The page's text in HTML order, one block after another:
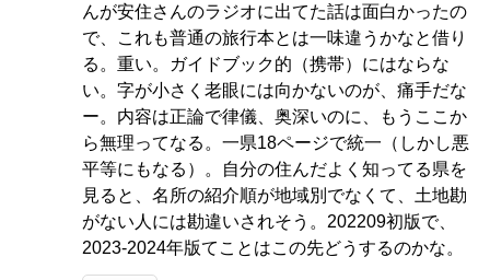
んが安住さんのラジオに出てた話は面白かったの
で、これも普通の旅行本とは一味違うかなと借り
る。重い。ガイドブック的（携帯）にはならな
い。字が小さく老眼には向かないのが、痛手だな
ー。内容は正論で律儀、奥深いのに、もうここか
ら無理ってなる。一県18ページで統一（しかし悪
平等にもなる）。自分の住んだよく知ってる県を
見ると、名所の紹介順が地域別でなくて、土地勘
がない人には勘違いされそう。202209初版で、
2023-2024年版てことはこの先どうするのかな。